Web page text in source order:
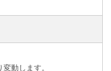
動します。